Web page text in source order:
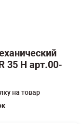
35 H арт.00-